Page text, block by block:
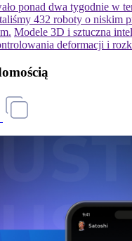
ponad dwa tygodnie w
432 roboty o niskim
Modele 3D i sztuczna
deformacji i